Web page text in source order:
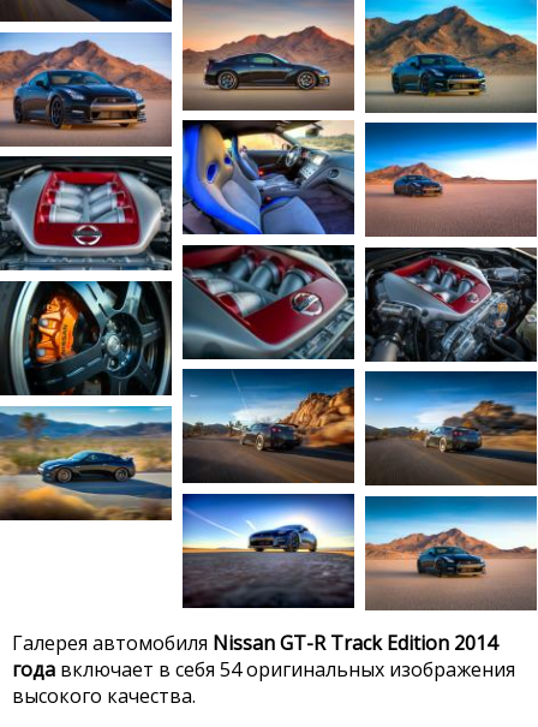
Галерея автомобиля Nissan GT-R Track Edition 2014
года включает в себя 54 оригинальных изображения
высокого качества.